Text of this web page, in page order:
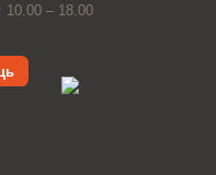
10.00 – 18.00